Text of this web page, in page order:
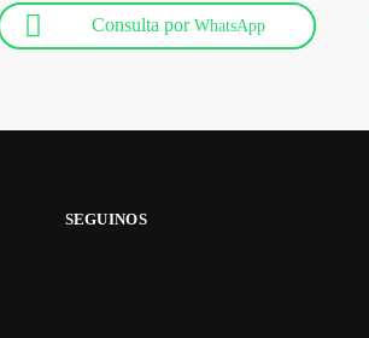
Consulta por WhatsApp
SEGUINOS